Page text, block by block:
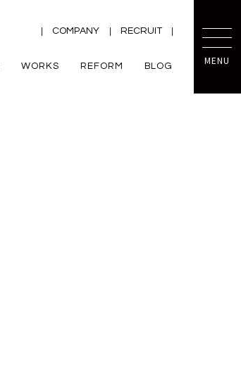
MENU
COMPANY RECRUIT
WORKS REFORM BLOG